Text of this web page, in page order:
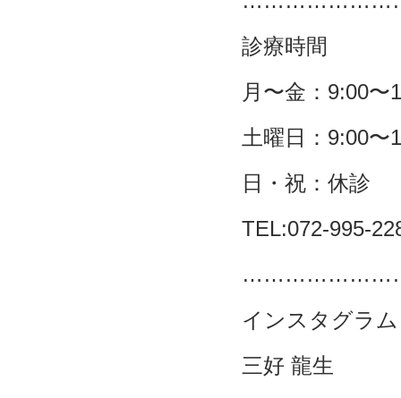
診療時間
月〜金：9:00〜
土曜日：9:00〜
日・祝：休診
TEL:072-995-
インスタグラム
三好 龍生